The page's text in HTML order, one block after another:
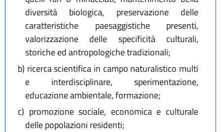
diversità biologica, preservazione delle
caratteristiche paesaggistiche presenti,
valorizzazione delle specificità culturali,
storiche ed antropologiche tradizionali;
b) ricerca scientifica in campo naturalistico multi
e interdisciplinare, sperimentazione,
educazione ambientale, formazione;
c) promozione sociale, economica e culturale
delle popolazioni residenti;